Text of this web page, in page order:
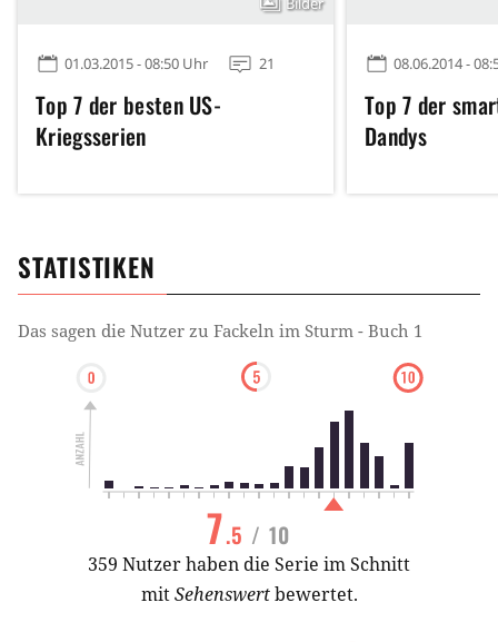
01.03.2015 - 08:50 Uhr 21
Top 7 der besten US-
Kriegsserien
08.06.2014 -
Top 7 der
Dandys
STATISTIKEN
Das sagen die Nutzer zu Fackeln im Sturm - Buch 1
7.5 / 10
359 Nutzer haben die Serie im Schnitt
mitSehenswertbewertet.